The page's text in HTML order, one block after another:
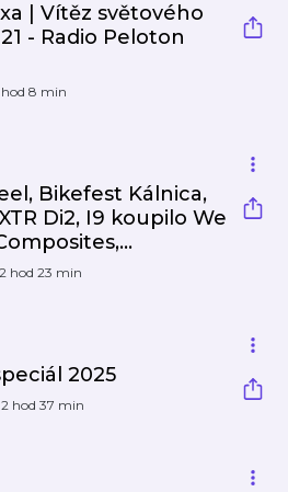
| Vítěz světového
- Radio Peloton
hod 8 min
Bikefest Kálnica,
Di2, I9 koupilo We
2 hod 23 min
2025
2 hod 37 min